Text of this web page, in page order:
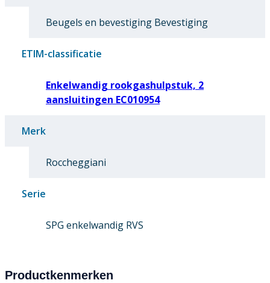
Beugels en bevestiging Bevestiging
ETIM-classificatie
Enkelwandig rookgashulpstuk, 2
aansluitingen EC010954
Merk
Roccheggiani
Serie
SPG enkelwandig RVS
Productkenmerken